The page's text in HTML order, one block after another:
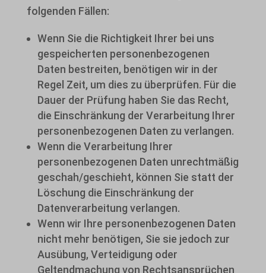
folgenden Fällen:
Wenn Sie die Richtigkeit Ihrer bei uns
gespeicherten personenbezogenen
Daten bestreiten, benötigen wir in der
Regel Zeit, um dies zu überprüfen. Für die
Dauer der Prüfung haben Sie das Recht,
die Einschränkung der Verarbeitung Ihrer
personenbezogenen Daten zu verlangen.
Wenn die Verarbeitung Ihrer
personenbezogenen Daten unrechtmäßig
geschah/geschieht, können Sie statt der
Löschung die Einschränkung der
Datenverarbeitung verlangen.
Wenn wir Ihre personenbezogenen Daten
nicht mehr benötigen, Sie sie jedoch zur
Ausübung, Verteidigung oder
Geltendmachung von Rechtsansprüchen